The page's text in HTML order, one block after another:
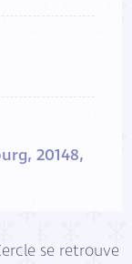
20148,
se retrouve